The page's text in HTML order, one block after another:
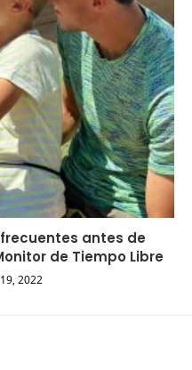
antes de
de Tiempo Libre
2022